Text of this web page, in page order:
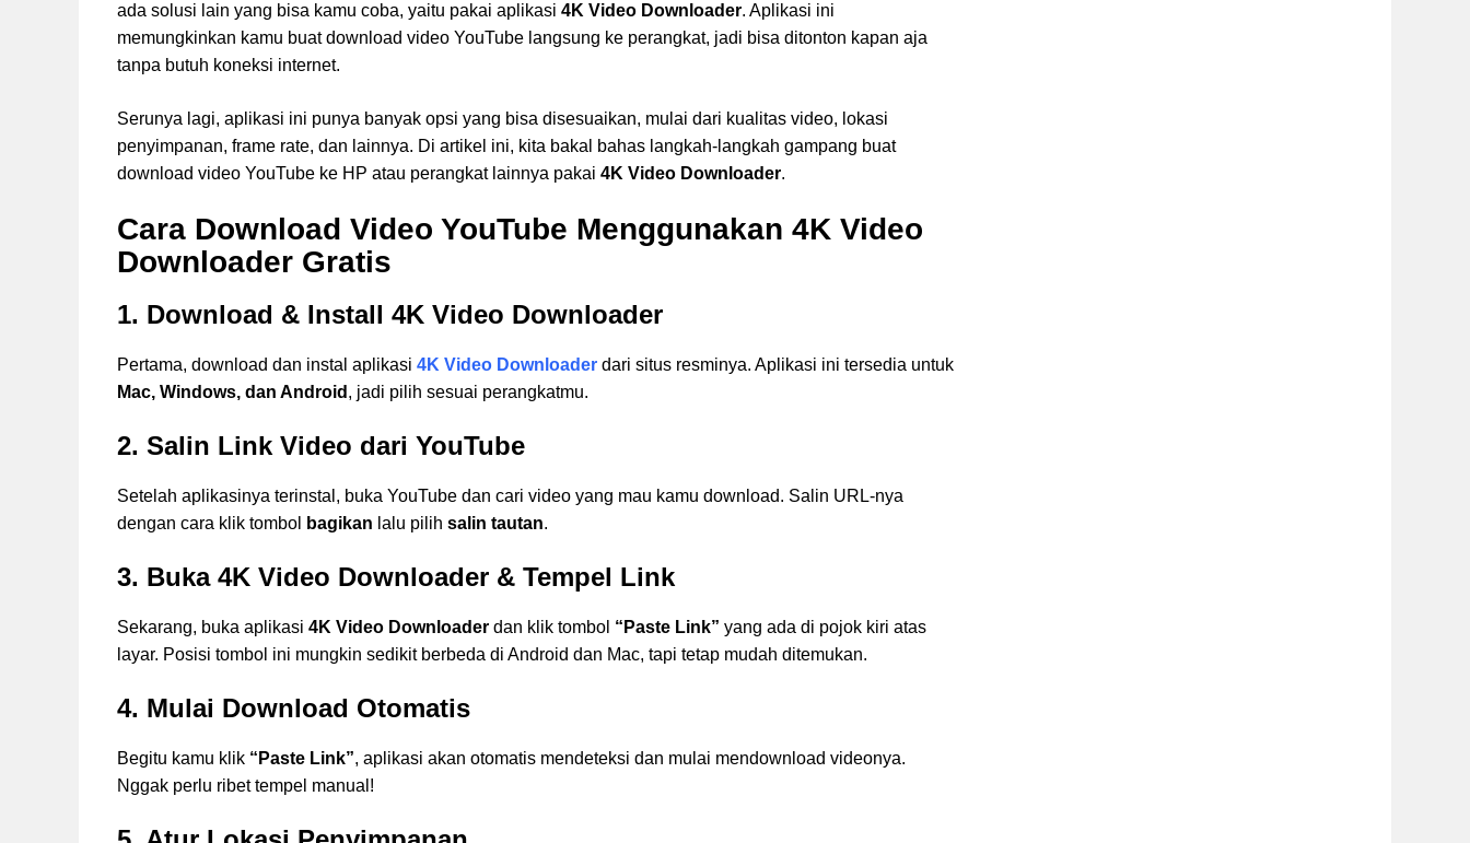
ada solusi lain yang bisa kamu coba, yaitu pakai aplikasi 4K Video Downloader. Aplikasi ini
memungkinkan kamu buat download video YouTube langsung ke perangkat, jadi bisa ditonton kapan aja
tanpa butuh koneksi internet.
Serunya lagi, aplikasi ini punya banyak opsi yang bisa disesuaikan, mulai dari kualitas video, lokasi
penyimpanan, frame rate, dan lainnya. Di artikel ini, kita bakal bahas langkah-langkah gampang buat
download video YouTube ke HP atau perangkat lainnya pakai 4K Video Downloader.
Cara Download Video YouTube Menggunakan 4K Video
Downloader Gratis
1. Download & Install 4K Video Downloader
Pertama, download dan instal aplikasi 4K Video Downloader dari situs resminya. Aplikasi ini tersedia untuk
Mac, Windows, dan Android , jadi pilih sesuai perangkatmu.
2. Salin Link Video dari YouTube
Setelah aplikasinya terinstal, buka YouTube dan cari video yang mau kamu download. Salin URL-nya
dengan cara klik tombol
bagikan lalu pilih salin tautan.
3. Buka 4K Video Downloader & Tempel Link
Sekarang, buka aplikasi 4K Video Downloader dan klik tombol “Paste Link” yang ada di pojok kiri atas
layar. Posisi tombol ini mungkin sedikit berbeda di Android dan Mac, tapi tetap mudah ditemukan.
4. Mulai Download Otomatis
Begitu kamu klik “Paste Link”, aplikasi akan otomatis mendeteksi dan mulai mendownload videonya.
Nggak perlu ribet tempel manual!